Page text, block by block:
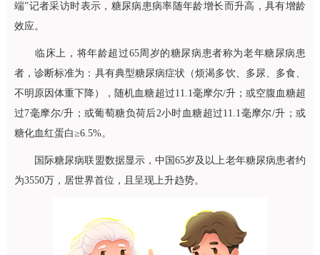
端”记者采访时表示，糖尿病患病率随年龄增长而升高，具有增龄
效应。
临床上，将年龄超过65周岁的糖尿病患者称为老年糖尿病患
者，诊断标准为：具有典型糖尿病症状（烦渴多饮、多尿、多食、
不明原因体重下降），随机血糖超过11.1毫摩尔/升；或空腹血糖超
过7毫摩尔/升；或葡萄糖负荷后2小时血糖超过11.1毫摩尔/升；或
糖化血红蛋白≥6.5%。
国际糖尿病联盟数据显示，中国65岁及以上老年糖尿病患者约
为3550万，居世界首位，且呈现上升趋势。